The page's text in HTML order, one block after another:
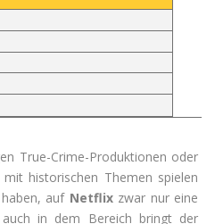
True-Crime-Produktionen oder
historischen Themen spielen
auf Netflixzwar nur eine
in dem Bereich bringt der